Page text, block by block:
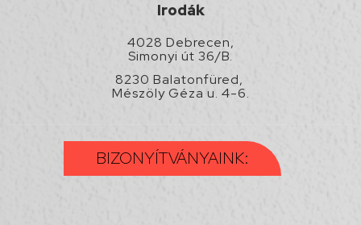
Irodák
4028 Debrecen,
Simonyi út 36/B.
8230 Balatonfüred,
Mészöly Géza u. 4-6.
BIZONYÍTVÁNYAINK: